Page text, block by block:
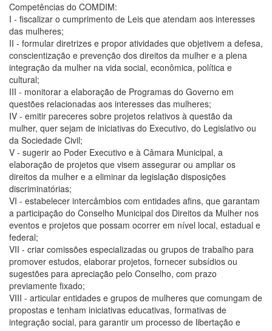
Competências do COMDIM:
I - fiscalizar o cumprimento de Leis que atendam aos interesses
das mulheres;
II - formular diretrizes e propor atividades que objetivem a defesa,
conscientização e prevenção dos direitos da mulher e a plena
integração da mulher na vida social, econômica, política e
cultural;
III - monitorar a elaboração de Programas do Governo em
questões relacionadas aos interesses das mulheres;
IV - emitir pareceres sobre projetos relativos à questão da
mulher, quer sejam de iniciativas do Executivo, do Legislativo ou
da Sociedade Civil;
V - sugerir ao Poder Executivo e à Câmara Municipal, a
elaboração de projetos que visem assegurar ou ampliar os
direitos da mulher e a eliminar da legislação disposições
discriminatórias;
VI - estabelecer intercâmbios com entidades afins, que garantam
a participação do Conselho Municipal dos Direitos da Mulher nos
eventos e projetos que possam ocorrer em nível local, estadual e
federal;
VII - criar comissões especializadas ou grupos de trabalho para
promover estudos, elaborar projetos, fornecer subsídios ou
sugestões para apreciação pelo Conselho, com prazo
previamente fixado;
VIII - articular entidades e grupos de mulheres que comungam de
propostas e tenham iniciativas educativas, formativas de
integração social, para garantir um processo de libertação e